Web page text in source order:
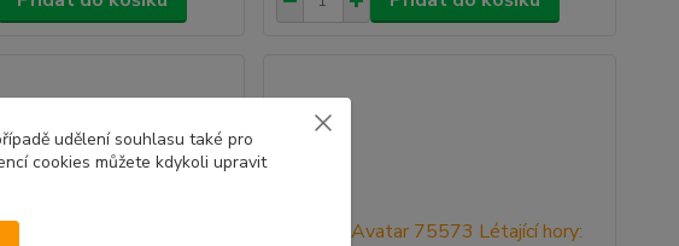
udělení souhlasu také pro
cookies můžete kdykoli upravit